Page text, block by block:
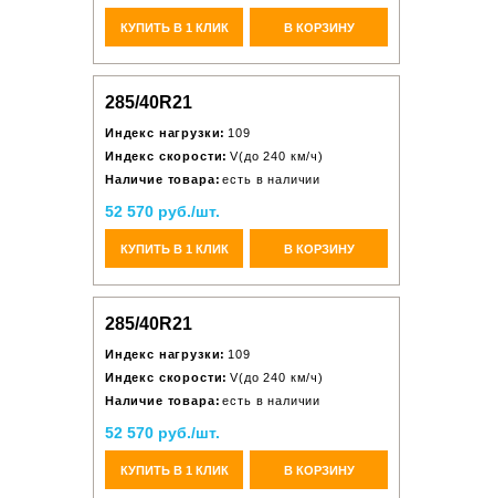
КУПИТЬ В 1 КЛИК В КОРЗИНУ
285/40R21
Индекс нагрузки: 109
Индекс скорости: V(до 240 км/ч)
Наличие товара: есть в наличии
52 570 руб./шт.
КУПИТЬ В 1 КЛИК В КОРЗИНУ
285/40R21
Индекс нагрузки: 109
Индекс скорости: V(до 240 км/ч)
Наличие товара: есть в наличии
52 570 руб./шт.
КУПИТЬ В 1 КЛИК В КОРЗИНУ